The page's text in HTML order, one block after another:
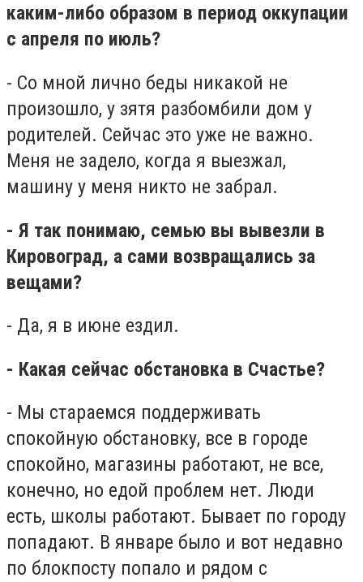
каким-либо образом в период оккупации
с апреля по июль?
- Со мной лично беды никакой не
произошло, у зятя разбомбили дом у
родителей. Сейчас это уже не важно.
Меня не задело, когда я выезжал,
машину у меня никто не забрал.
- Я так понимаю, семью вы вывезли в
Кировоград, а сами возвращались за
вещами?
- Да, я в июне ездил.
- Какая сейчас обстановка в Счастье?
- Мы стараемся поддерживать
спокойную обстановку, все в городе
спокойно, магазины работают, не все,
конечно, но едой проблем нет. Люди
есть, школы работают. Бывает по городу
попадают. В январе было и вот недавно
по блокпосту попало и рядом с